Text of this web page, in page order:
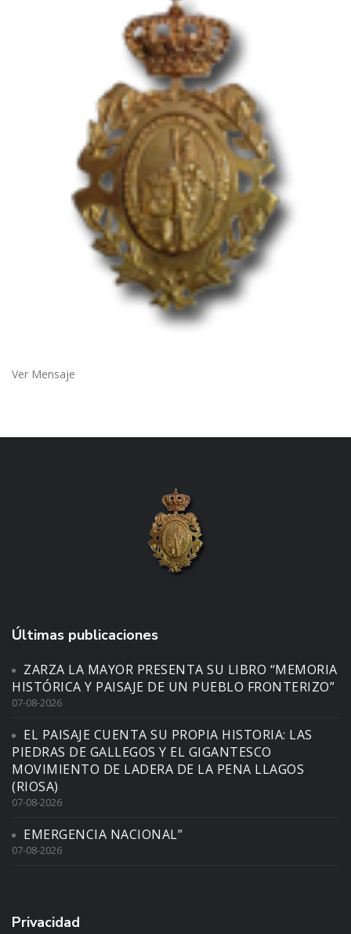
Ver Mensaje
Últimas publicaciones
ZARZA LA MAYOR PRESENTA SU LIBRO “MEMORIA
HISTÓRICA Y PAISAJE DE UN PUEBLO FRONTERIZO”
07-08-2026
EL PAISAJE CUENTA SU PROPIA HISTORIA: LAS
PIEDRAS DE GALLEGOS Y EL GIGANTESCO
MOVIMIENTO DE LADERA DE LA PENA LLAGOS
(RIOSA)
07-08-2026
EMERGENCIA NACIONAL”
07-08-2026
Privacidad